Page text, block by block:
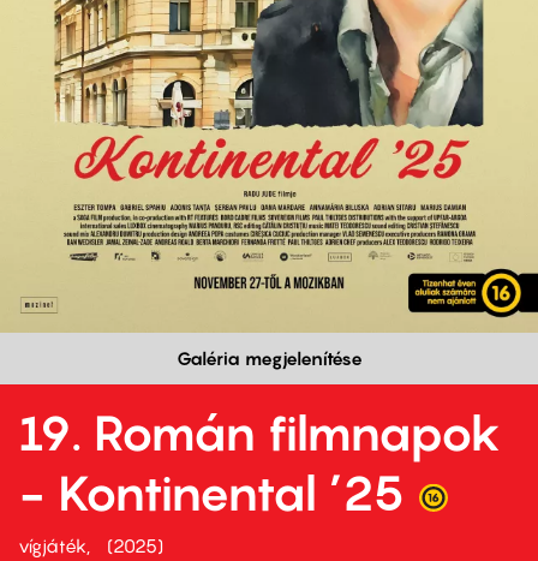
Galéria megjelenítése
19. Román filmnapok
- Kontinental ’25
vígjáték
2025